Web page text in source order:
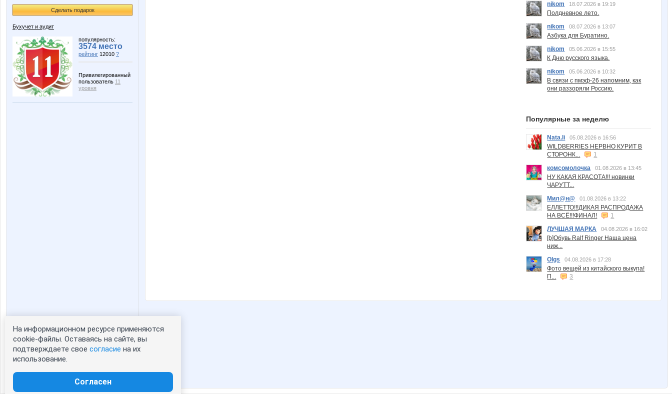
Сделать подарок
Бухучет и аудит
популярность:
3574 место
рейтинг 12010 ?
Привилегированный
пользователь 11
уровня
Статистика портрета:
сейчас просматривают портрет - 0
зарегистрированные пользователи
nikom
18.07.2026 в 19:19
Полдневное лето.
nikom
08.07.2026 в 13:07
Азбука для Буратино.
nikom
05.06.2026 в 15:55
К Дню русского языка.
nikom
05.06.2026 в 10:32
В связи с пмэф-26 напомним, как
они раззоряли Россию.
Популярные за неделю
Nata.li 05.08.2026 в 16:56
WILDBERRIES НЕРВНО КУРИТ В
СТОРОНК...
1
комсомолочка
01.08.2026 в 13:45
НУ КАКАЯ КРАСОТА!!! новинки
ЧАРУТТ...
Мил@н@
01.08.2026 в 13:22
ЕЛЛЕТТО!!!ДИКАЯ РАСПРОДАЖА
НА ВСЁ!!!ФИНАЛ!
1
ЛУЧШАЯ МАРКА
04.08.2026 в 16:02
[b]Обувь Ralf Ringer Наша цена
ниж...
Olgs
04.08.2026 в 17:28
Фото вещей из китайского выкупа!
П...
3
На информационном ресурсе применяются
cookie-файлы. Оставаясь на сайте, вы
подтверждаете свое согласие на их
использование.
Согласен